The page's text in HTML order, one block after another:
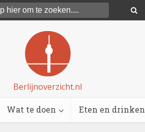
Berlijnoverzicht.nl
Wat te doen Eten en drinken